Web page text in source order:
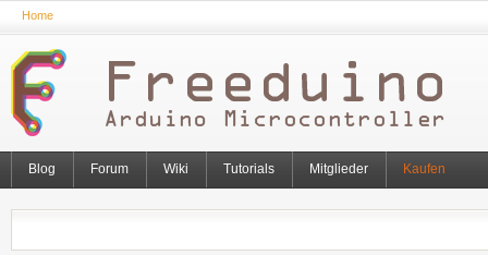
Home
Blog Forum Wiki Tutorials Mitglieder Kaufen